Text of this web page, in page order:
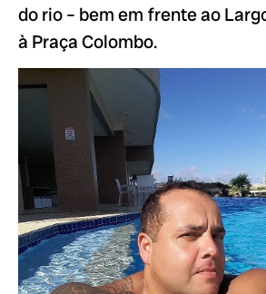
do rio – bem em frente ao
à Praça Colombo.